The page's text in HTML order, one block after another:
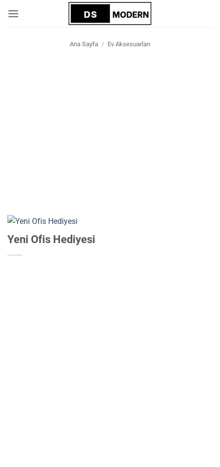
atla
Ana Sayfa / Ev Aksesuarları
Yeni Ofis Hediyesi